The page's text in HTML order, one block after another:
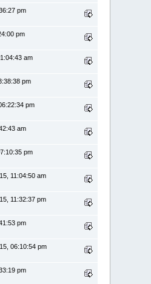
pm
pm
am
pm
pm
am
pm
11:04:50 am
11:32:37 pm
pm
06:10:54 pm
pm